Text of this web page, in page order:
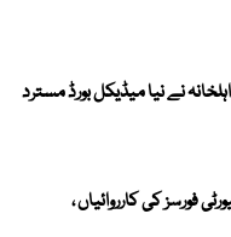
نے نیا میڈیکل بورڈ مسترد
فورسز کی کارروائیاں ،